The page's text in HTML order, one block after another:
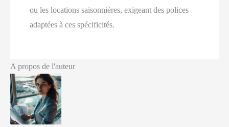
ou les locations saisonnières, exigeant des polices
adaptées à ces spécificités.
A propos de l'auteur